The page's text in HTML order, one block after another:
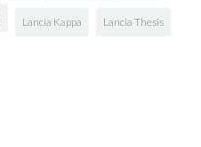
Lancia Kappa Lancia Thesis